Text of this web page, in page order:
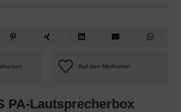
PA-Lautsprecherbox